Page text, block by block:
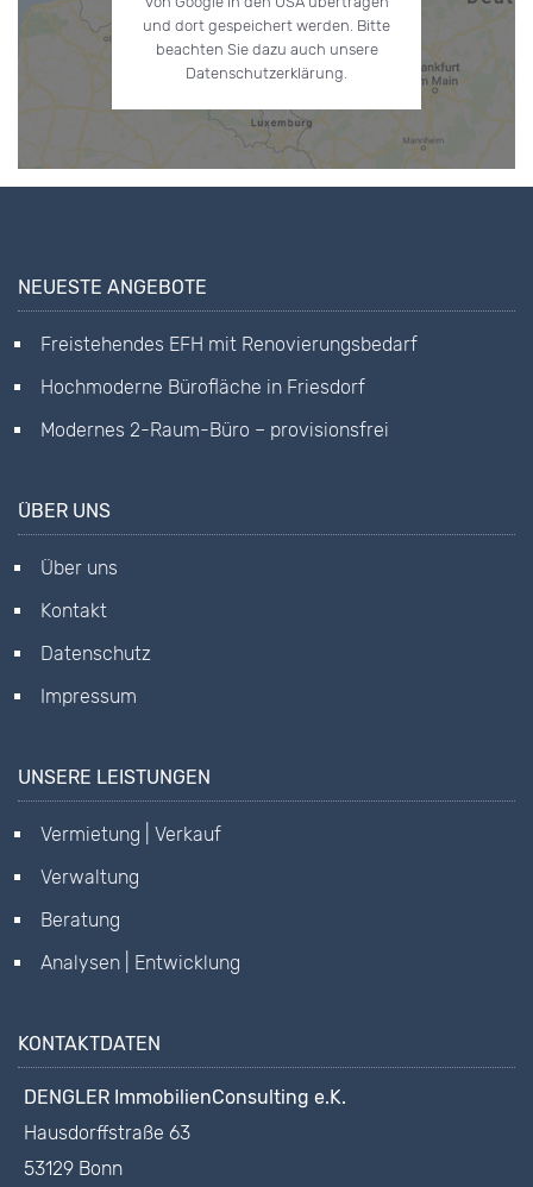
und dort gespeichert werden. Bitte
beachten Sie dazu auch unsere
Datenschutzerklärung.
NEUESTE ANGEBOTE
Freistehendes EFH mit Renovierungsbedarf
Hochmoderne Bürofläche in Friesdorf
Modernes 2-Raum-Büro – provisionsfrei
ÜBER UNS
Über uns
Kontakt
Datenschutz
Impressum
UNSERE LEISTUNGEN
Vermietung | Verkauf
Verwaltung
Beratung
Analysen | Entwicklung
KONTAKTDATEN
DENGLER ImmobilienConsulting e.K.
Hausdorffstraße 63
53129 Bonn